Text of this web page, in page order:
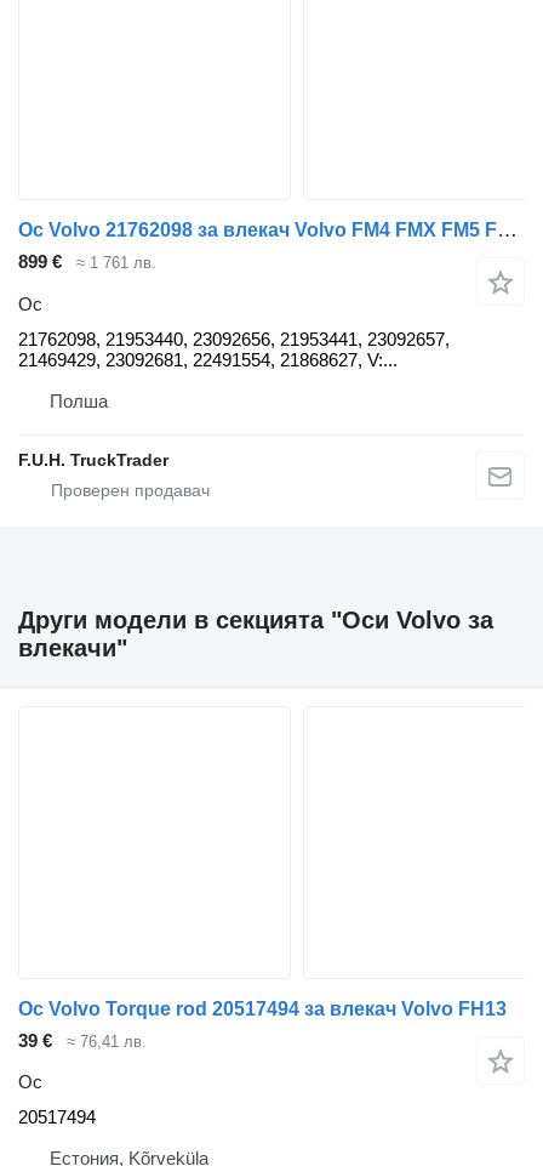
Ос Volvo 21762098 за влекач Volvo FM4 FMX FM5 FM5 FH4 FM 4 5 Euro 6 Lift Axle TAG AXLE OŚ
899 € ≈ 1 761 лв.
Ос
21762098, 21953440, 23092656, 21953441, 23092657,
21469429, 23092681, 22491554, 21868627, V:...
Полша
F.U.H. TruckTrader
Други модели в секцията "Оси Volvo за
влекачи"
Ос Volvo Torque rod 20517494 за влекач Volvo FH13
39 €
≈ 76,41 лв.
Ос
20517494
Естония, Kõrveküla